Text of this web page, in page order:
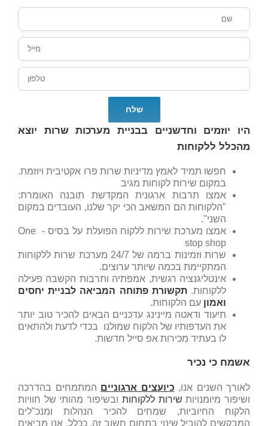
היו יוזמים וחדשניים בבניית מערכות שרות יוצא
מהכלל ללקוחות
חפשו תמיד לאמץ מדיניות שרות פרו אקטיבית ויוזמת.
במקום שירות לקוחות מגיב
אמצו תרבות ארגונית המקדשת תובנה האומרת:
"הלקוחות הם המשאב הכי יקר שלנו, העובדים במקום
השני".
אמצו מערכת שירות ללקוח הפועלת על בסיס - One
stop shop
שרות וזמינות ברמה של 24/7 מערכת שרות ללקוחות
המתקיימת בכמה שיותר ערוצים.
אינטליגנציה רגשית, אמפתיה ותרבות הקשבה פעילה
ללקוחות.תקשורת פתוחה המביאה לבניית יחסים
ואמון עם הלקוחות.
תיעוד ודאטה מיינינג עדכניים הבאים להכיר טוב יותר
את העדפותיו של הלקוח שמולנו בכדי לדעת ולהתאים
לו בעתיד מכירות אפ סייל חדשות.
אשמח כי נכיר
לאורך השנים אנו, כיועצים ארגוניים המתמחים בהדרכה
ושיפור מיומנויות שירות ללקוחות ובשיפור מהותי של חוויות
הלקוח החיוביות, שמחים להכיר הנהלות ומנכ"לים
המבקשים להוביל שינוי בתחום חשוב זה. ככלל, אנו מביאים